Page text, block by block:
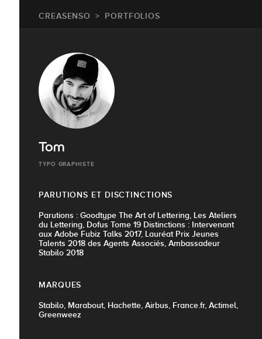
CREASENSO PORTFOLIOS
Tom
TYPO GRAPHISTE
PARUTIONS ET DISCTINCTIONS
Parutions : Goodtype The Art of Lettering, Les Ateliers
du Lettering, Dofus Tome 19 Distinctions : Intervenant
aux Adobe Fubiz Talks 2017, Lauréat Prix Jeunes
Talents 2018 des Agents Associés, Ambassadeur
Stabilo 2018
MARQUES
Stabilo, Marabout, Hachette, Airbus, France.fr, Actimel,
Greenweez